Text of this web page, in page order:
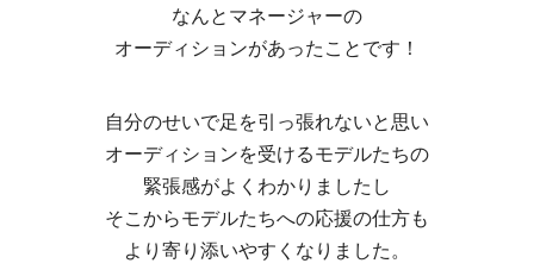
なんとマネージャーの
オーディションがあったことです！
自分のせいで足を引っ張れないと思い
オーディションを受けるモデルたちの
緊張感がよくわかりましたし
そこからモデルたちへの応援の仕方も
より寄り添いやすくなりました。